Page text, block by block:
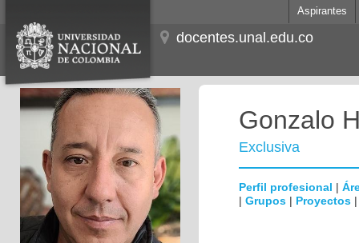
Aspirantes
docentes.unal.edu.co
Gonzalo
Exclusiva
Perfil profesional |
| Grupos | Proyectos